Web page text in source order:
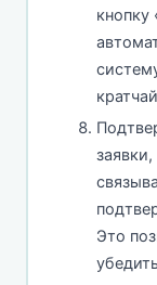
кнопку
Это